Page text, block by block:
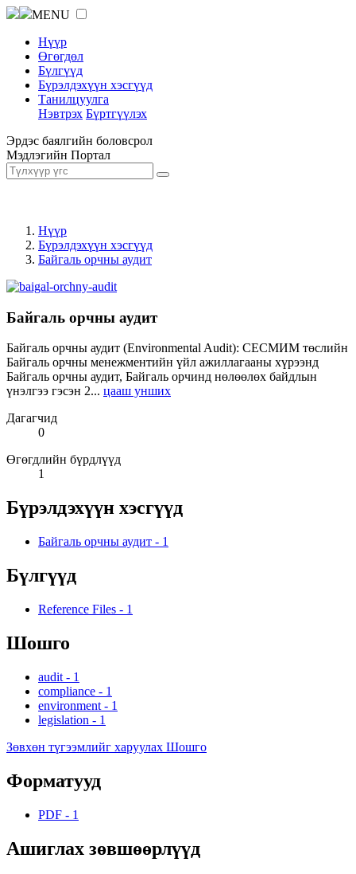
MENU
Нүүр
Өгөгдөл
Бүлгүүд
Бүрэлдэхүүн хэсгүүд
Танилцуулга
Нэвтрэх Бүртгүүлэх
Эрдэс баялгийн боловсрол
Мэдлэгийн Портал
Нүүр
Бүрэлдэхүүн хэсгүүд
Байгаль орчны аудит
Байгаль орчны аудит
Байгаль орчны аудит (Environmental Audit): СЕСМИМ төслийн
Байгаль орчны менежментийн үйл ажиллагааны хүрээнд
Байгаль орчны аудит, Байгаль орчинд нөлөөлөх байдлын
үнэлгээ гэсэн 2... цааш унших
Дагагчид
0
Өгөгдлийн бүрдлүүд
1
Бүрэлдэхүүн хэсгүүд
Байгаль орчны аудит - 1
Бүлгүүд
Reference Files - 1
Шошго
audit - 1
compliance - 1
environment - 1
legislation - 1
Зөвхөн түгээмлийг харуулах Шошго
Форматууд
PDF - 1
Ашиглах зөвшөөрлүүд